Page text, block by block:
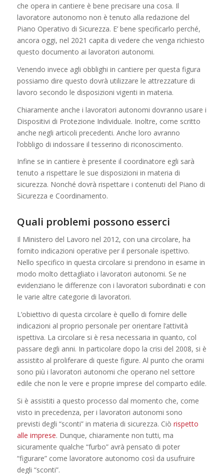
che opera in cantiere è bene precisare una cosa. Il
lavoratore autonomo non è tenuto alla redazione del
Piano Operativo di Sicurezza. E’ bene specificarlo perché,
ancora oggi, nel 2021 capita di vedere che venga richiesto
questo documento ai lavoratori autonomi.
Venendo invece agli obblighi in cantiere per questa figura
possiamo dire questo dovrà utilizzare le attrezzature di
lavoro secondo le disposizioni vigenti in materia.
Chiaramente anche i lavoratori autonomi dovranno usare i
Dispositivi di Protezione Individuale. Inoltre, come scritto
anche negli articoli precedenti. Anche loro avranno
l’obbligo di indossare il tesserino di riconoscimento.
Infine se in cantiere è presente il coordinatore egli sarà
tenuto a rispettare le sue disposizioni in materia di
sicurezza. Nonché dovrà rispettare i contenuti del Piano di
Sicurezza e Coordinamento.
Quali problemi possono esserci
Il Ministero del Lavoro nel 2012, con una circolare, ha
fornito indicazioni operative per il personale ispettivo.
Nello specifico in questa circolare si prendono in esame in
modo molto dettagliato i lavoratori autonomi. Se ne
evidenziano le differenze con i lavoratori subordinati e con
le varie altre categorie di lavoratori.
L’obiettivo di questa circolare è quello di fornire delle
indicazioni al proprio personale per orientare l’attività
ispettiva. La circolare si è resa necessaria in quanto, col
passare degli anni. In particolare dopo la crisi del 2008, si è
assistito al proliferare di queste figure. Al punto che orami
sono più i lavoratori autonomi che operano nel settore
edile che non le vere e proprie imprese del comparto edile.
Si è assistiti a questo processo dal momento che, come
visto in precedenza, per i lavoratori autonomi sono
previsti degli “sconti” in materia di sicurezza. Ciò rispetto
alle imprese. Dunque, chiaramente non tutti, ma
sicuramente qualche “furbo” avrà pensato di poter
“figurare” come lavoratore autonomo così da usufruire
degli “sconti”.